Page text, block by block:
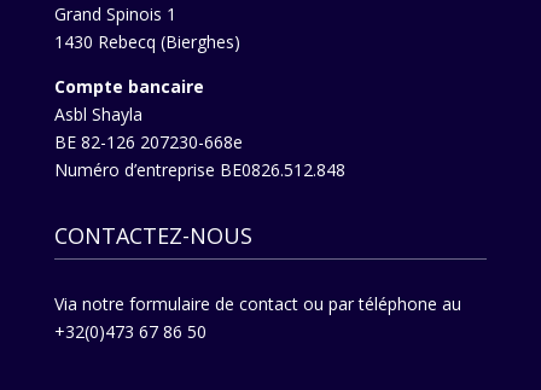
Grand Spinois 1
1430 Rebecq (Bierghes)
Compte bancaire
Asbl Shayla
BE 82-126 207230-668e
Numéro d’entreprise BE0826.512.848
CONTACTEZ-NOUS
Via notre formulaire de contactou par téléphone au
+32(0)473 67 86 50